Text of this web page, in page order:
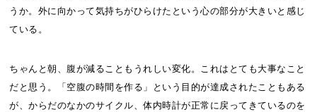
うか。外に向かって気持ちがひらけたという心の部分が大きいと感じ
ている。
ちゃんと朝、腹が減ることもうれしい変化。これはとても大事なこと
だと思う。「空腹の時間を作る」という目的が達成されたこともある
が、からだのなかのサイクル、体内時計が正常に戻ってきているのを